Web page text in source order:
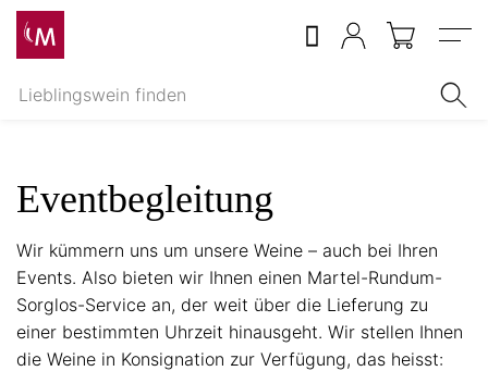
Menu
Eventbegleitung
Wir kümmern uns um unsere Weine – auch bei Ihren
Events. Also bieten wir Ihnen einen Martel-Rundum-
Sorglos-Service an, der weit über die Lieferung zu
einer bestimmten Uhrzeit hinausgeht. Wir stellen Ihnen
die Weine in Konsignation zur Verfügung, das heisst: